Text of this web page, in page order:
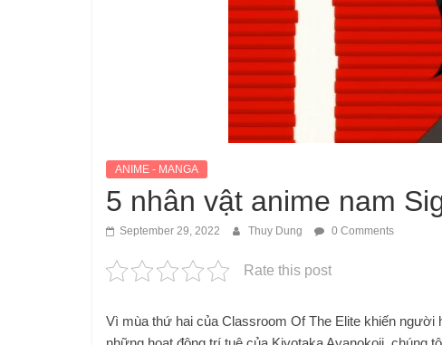
ANIME - MANGA
5 nhân vật anime nam
September 29, 2022 Thuy Dung 0 Comments
Rate this post
Vì mùa thứ hai của Classroom Of The Elite khiến